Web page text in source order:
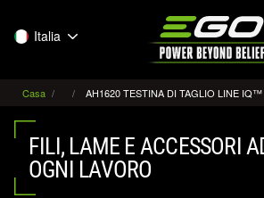
Italia
Casa AH1620 TESTINA DI TAGLIO LINE
FILI, LAME E ACCESSORI
OGNI LAVORO